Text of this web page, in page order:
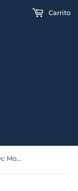
Carrito
Arnés Para Estéreo Original Jvc Modelos Anteriores Jv-4